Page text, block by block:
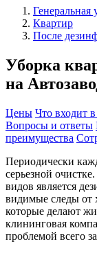
Генеральная
Квартир
После
Уборка
на
Цены Что входит
Вопросы и ответы
преимущества
Периодически
серьезной
видов является
видимые следы от
которые делают
клининговая
проблемой всего